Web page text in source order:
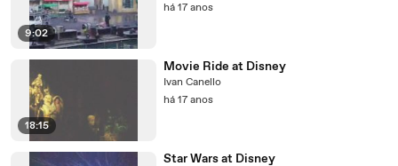
9:02
há 17 anos
18:15
Movie Ride at Disney
Ivan Canello
há 17 anos
Star Wars at Disney